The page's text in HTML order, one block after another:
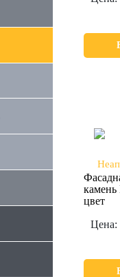
камень
цвет
Цена: